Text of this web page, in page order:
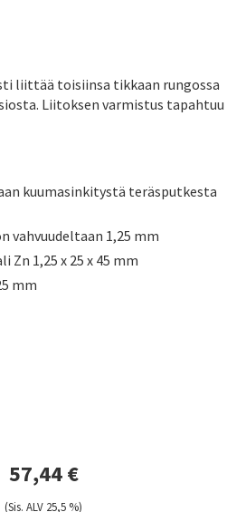
liittää toisiinsa tikkaan rungossa
Liitoksen varmistus tapahtuu
kuumasinkitystä teräsputkesta
vahvuudeltaan 1,25 mm
Zn 1,25 x 25 x 45 mm
mm
57,44 €
(Sis. ALV 25,5 %)